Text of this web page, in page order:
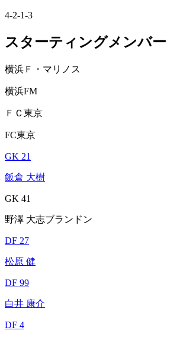
4-2-1-3
スターティングメンバー
横浜Ｆ・マリノス
横浜FM
ＦＣ東京
FC東京
GK 21
飯倉 大樹
GK 41
野澤 大志ブランドン
DF 27
松原 健
DF 99
白井 康介
DF 4